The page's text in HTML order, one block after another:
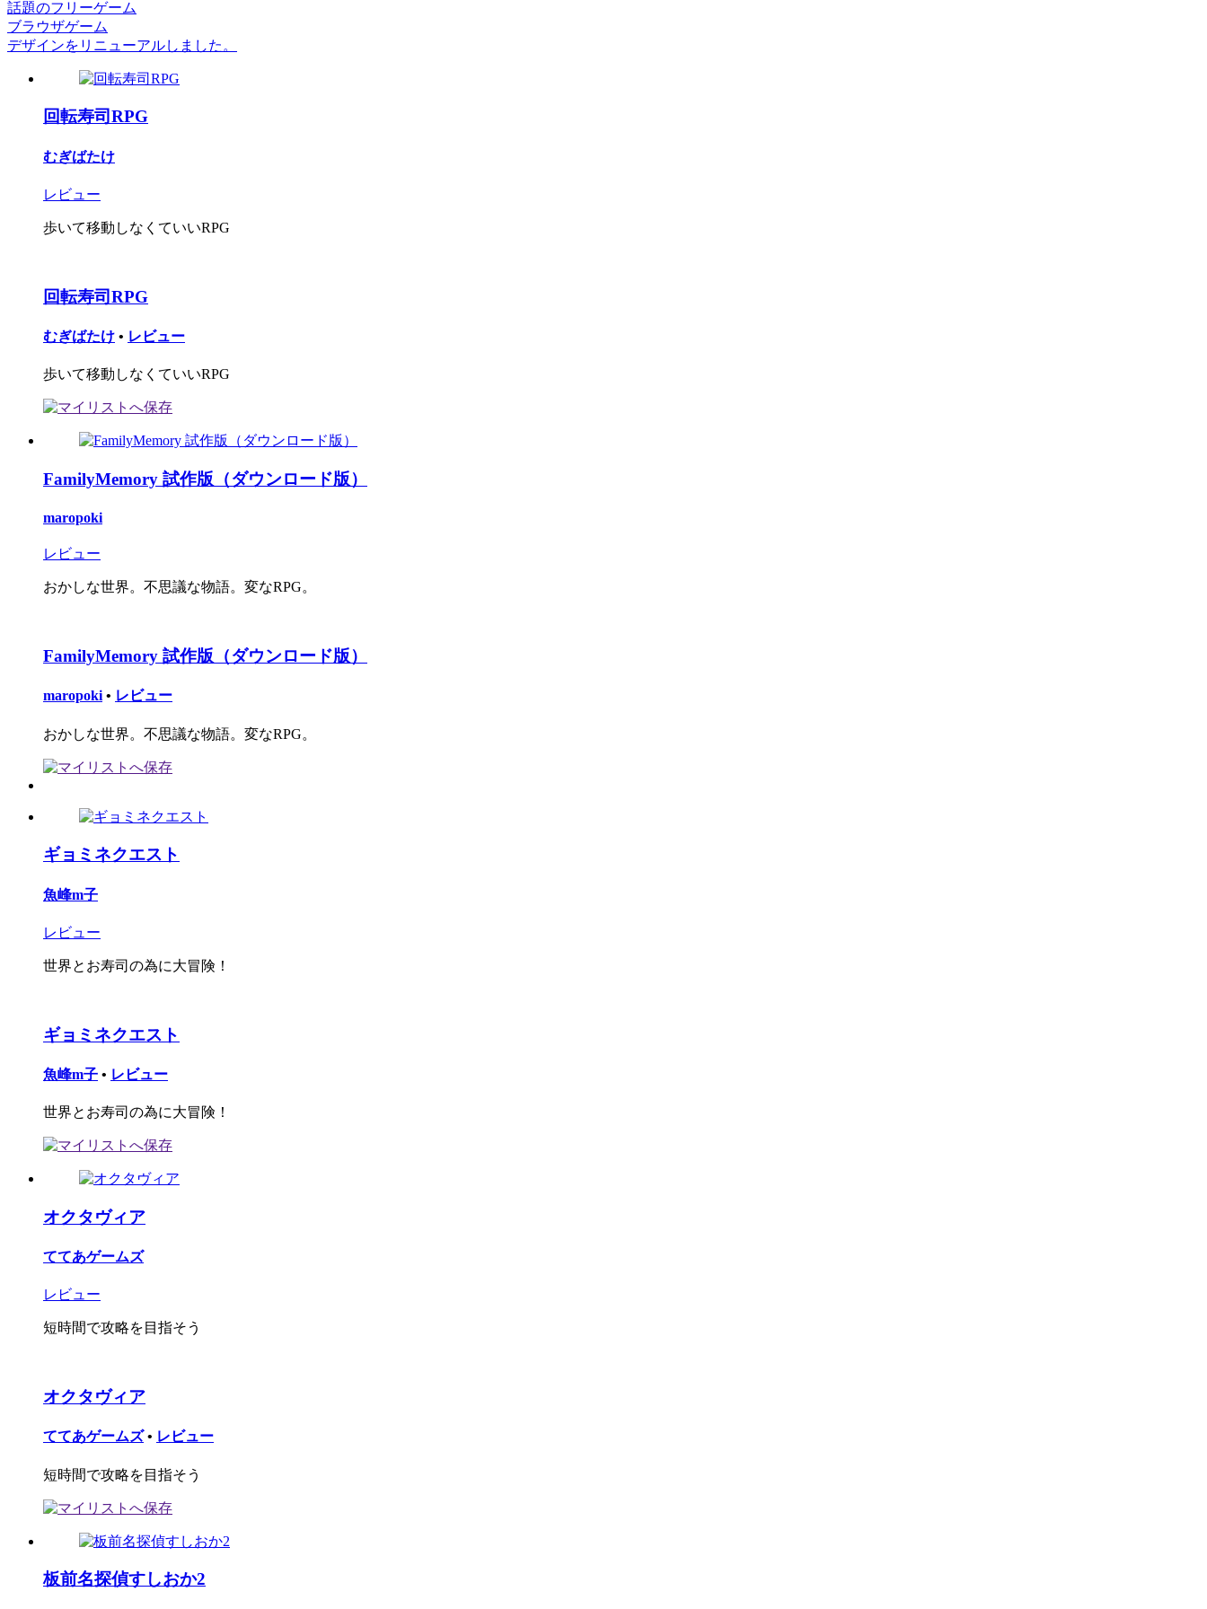
話題のフリーゲーム
ブラウザゲーム
デザインをリニューアルしました。
回転寿司RPG
むぎばたけ
レビュー
歩いて移動しなくていいRPG
回転寿司RPG
むぎばたけ • レビュー
歩いて移動しなくていいRPG
FamilyMemory 試作版（ダウンロード版）
maropoki
レビュー
おかしな世界。不思議な物語。変なRPG。
FamilyMemory 試作版（ダウンロード版）
maropoki • レビュー
おかしな世界。不思議な物語。変なRPG。
ギョミネクエスト
魚峰m子
レビュー
世界とお寿司の為に大冒険！
ギョミネクエスト
魚峰m子 • レビュー
世界とお寿司の為に大冒険！
オクタヴィア
ててあゲームズ
レビュー
短時間で攻略を目指そう
オクタヴィア
ててあゲームズ • レビュー
短時間で攻略を目指そう
板前名探偵すしおか2